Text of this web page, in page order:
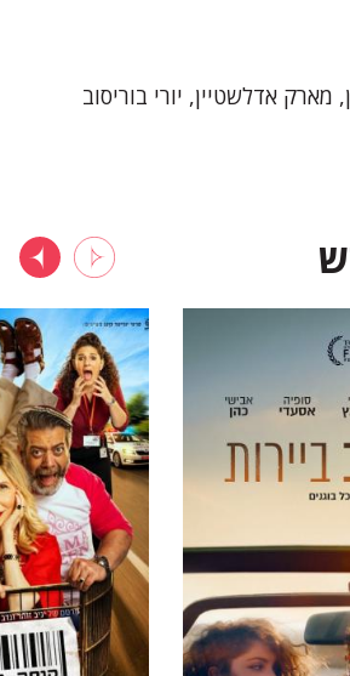
מארק אדלשטיין, יורי בוריסוב